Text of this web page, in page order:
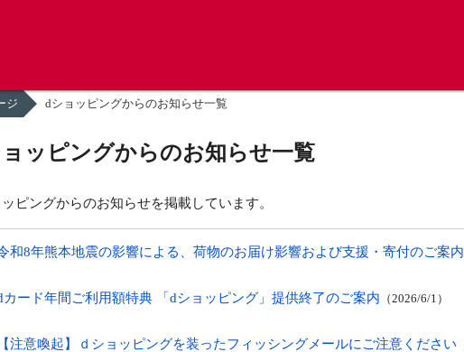
ジ dショッピングからのお知らせ一覧
ッピングからのお知らせ一覧
ピングからのお知らせを掲載しています。
和8年熊本地震の影響による、荷物のお届け影響および支援・寄付のご案内
カード年間ご利用額特典 「dショッピング」提供終了のご案内 2026/6/1
【注意喚起】ｄショッピングを装ったフィッシングメールにご注意ください